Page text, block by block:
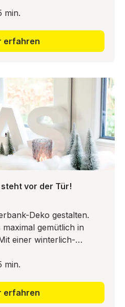
und genau deswegen
Get it! Fill it! Light it! In
Deko!
min.
erfahren
vor der Tür!
Deko gestalten.
gemütlich in
einer winterlich-
verwandeln Sie
in eine flauschige,
und Teelichtern
min.
erfahren